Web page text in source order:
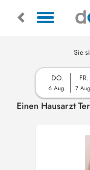
Sie
DO.
6 Aug.
FR.
7
Einen Hausarzt